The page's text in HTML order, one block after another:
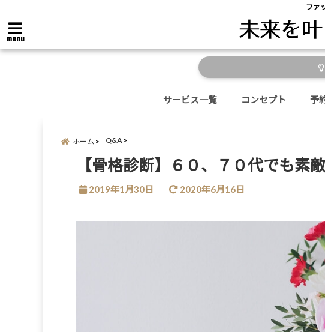
ファ
menu
サービス一覧 コンセプト 予
ホーム Q&A
【骨格診断】６０、７０代でも素
2019年1月30日 2020年6月16日